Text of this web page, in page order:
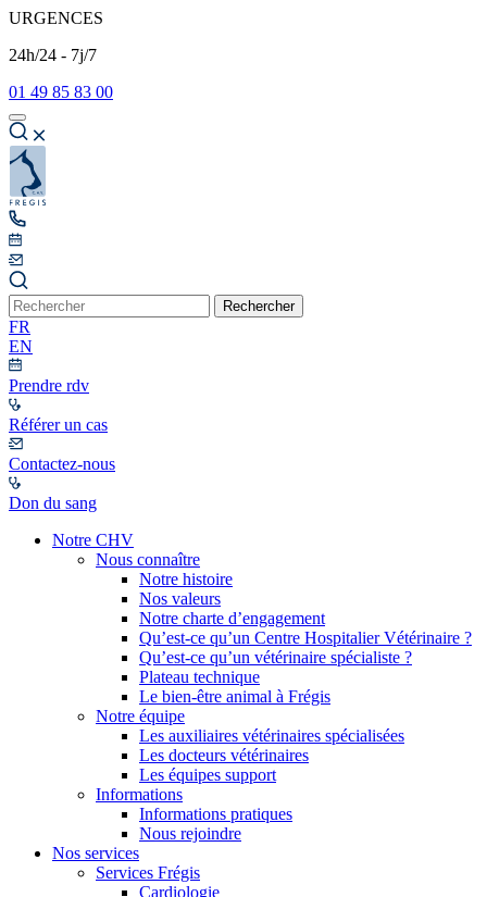
URGENCES
24h/24 - 7j/7
01 49 85 83 00
Rechercher
FR
EN
Prendre rdv
Référer un cas
Contactez-nous
Don du sang
Notre CHV
Nous connaître
Notre histoire
Nos valeurs
Notre charte d’engagement
Qu’est-ce qu’un Centre Hospitalier Vétérinaire ?
Qu’est-ce qu’un vétérinaire spécialiste ?
Plateau technique
Le bien-être animal à Frégis
Notre équipe
Les auxiliaires vétérinaires spécialisées
Les docteurs vétérinaires
Les équipes support
Informations
Informations pratiques
Nous rejoindre
Nos services
Services Frégis
Cardiologie